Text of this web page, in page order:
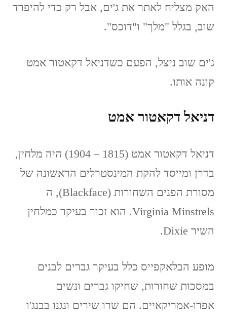
האק מצליח לאתר את ג'ים, אבל רק כדי להיפרד
שוב, בגלל "מלך" ו"דוכס".
ג'ים שוב ניצל, הפעם כשדניאל דקאטור אמט
קונה אותו.
דניאל דקאטור אמט
דניאל דקאטור אמט (1815 – 1904) היה מלחין,
בדרן ומייסד להקת המינסטרלים הראשונה של
מסורת הפנים השחורות (Blackface), ה
Virginia Minstrels. הוא זכור בעיקר כמלחין
השיר Dixie.
מופע הבלאקפייס כלל בעיקר גברים לבנים
במסכות שחורות, שחיקו גברים ונשים
אפרו-אמריקאיים. הם שרו שירים ונגנו בבנג'ו